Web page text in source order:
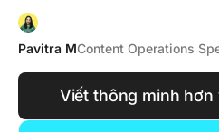
Pavitra MContent Operations
Viết thông minh hơn